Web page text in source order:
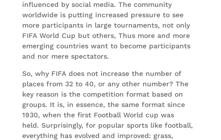
influenced by social media. The community
worldwide is putting increased pressure to see
more participants in large tournaments, not only
FIFA World Cup but others, Thus more and more
emerging countries want to become participants
and nor mere spectators.
So, why FIFA does not increase the number of
places from 32 to 40, or any other number? The
key reason is the competition format based on
groups. It is, in essence, the same format since
1930, when the first Football World cup was
held. Surprisingly, for popular sports like football,
everything has evolved and improved: grass,